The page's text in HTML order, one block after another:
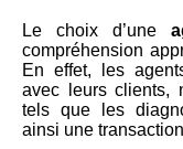
Le choix d’une
compréhension
En effet, les
avec leurs clients,
tels que les
ainsi une